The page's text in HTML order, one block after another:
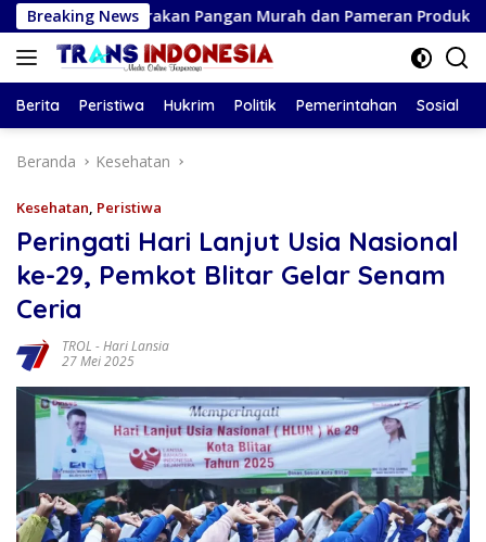
Langsung
ke
konten
Breaking News
Gerakan Pangan Murah dan Pameran Produk Unggulan
Berita Peristiwa Hukrim Politik Pemerintahan Sosial
Beranda Kesehatan
Kesehatan, Peristiwa
Peringati Hari Lanjut Usia Nasional
ke-29, Pemkot Blitar Gelar Senam
Ceria
TROL -Hari Lansia
27 Mei 2025